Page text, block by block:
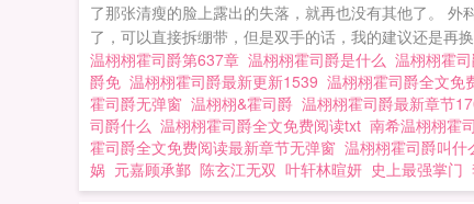
了那张清瘦的脸上露出的失落，就再也没有其他了。
了，可以直接拆绷带，但是双手的话，我的建议还是再
温栩栩霍司爵第637章 温栩栩霍司爵是什么 温栩栩霍
爵免 温栩栩霍司爵最新更新1539 温栩栩霍司爵全文免
霍司爵无弹窗 温栩栩&霍司爵 温栩栩霍司爵最新章节
司爵什么 温栩栩霍司爵全文免费阅读txt 南希温栩栩霍
霍司爵全文免费阅读最新章节无弹窗 温栩栩霍司爵叫什
娲 元嘉顾承鄞 陈玄江无双 叶轩林暄妍 史上最强掌门